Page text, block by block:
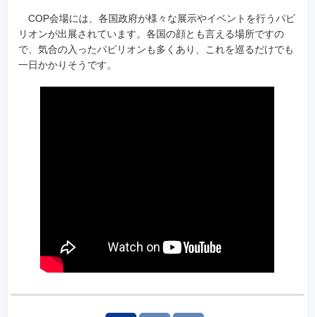
c
e
b
COP会場には、各国政府が様々な展示やイベントを行うパビ
リオンが出展されています。各国の顔とも言える場所ですの
で、気合の入ったパビリオンも多くあり、これを巡るだけでも
一日かかりそうです。